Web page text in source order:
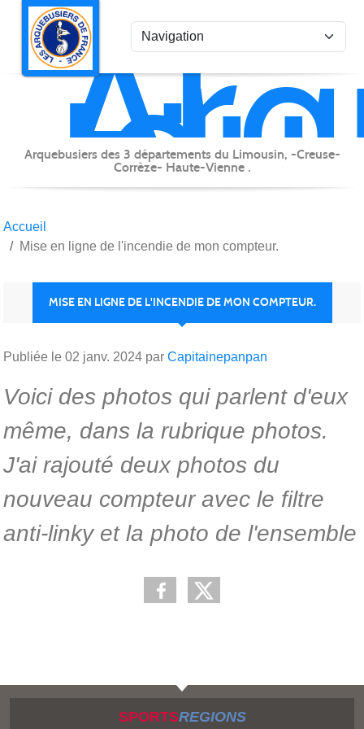
du
Arquebusiers des 3 départements du Limousin, -Creuse-
Corrèze- Haute-Vienne .
Accueil
Mise en ligne de l'incendie de mon compteur.
MISE EN LIGNE DE L'INCENDIE DE MON COMPTEUR.
Publiée le 02 janv. 2024 par Capitainepanpan
Voici des photos qui parlent d'eux
même, dans la rubrique photos.
J'ai rajouté deux photos du
nouveau compteur avec le filtre
anti-linky et la photo de l'ensemble
SPORTSREGIONS
Panneau de gestion des cookies